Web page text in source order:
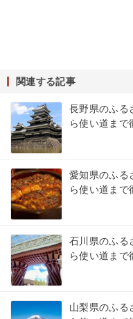
関連する記事
長野県のふる
ら使い道まで
愛知県のふる
ら使い道まで
石川県のふる
ら使い道まで
山梨県のふる